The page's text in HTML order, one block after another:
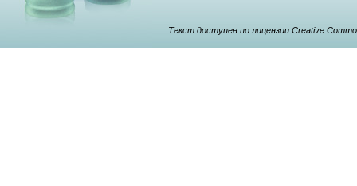
Текст доступен по лицензии Creative